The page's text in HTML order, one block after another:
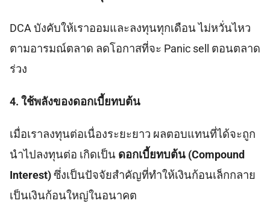
DCA บังคับให้เราออมและลงทุนทุกเดือน ไม่หวั่นไหว
ตามอารมณ์ตลาด ลดโอกาสที่จะ Panic sell ตอนตลาด
ร่วง
4. ใช้พลังของดอกเบี้ยทบต้น
เมื่อเราลงทุนต่อเนื่องระยะยาว ผลตอบแทนที่ได้จะถูก
นำไปลงทุนต่อ เกิดเป็น ดอกเบี้ยทบต้น (Compound
Interest)ซึ่งเป็นปัจจัยสำคัญที่ทำให้เงินก้อนเล็กกลาย
เป็นเงินก้อนใหญ่ในอนาคต